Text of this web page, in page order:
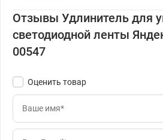
Отзывы Удлинитель для
светодиодной ленты
00547
Оценить товар